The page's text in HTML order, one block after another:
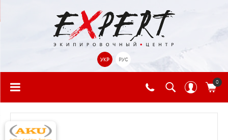
УКР РУС
0